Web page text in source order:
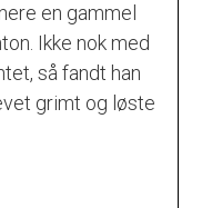
en gammel
Ikke nok med
så fandt han
grimt og løste